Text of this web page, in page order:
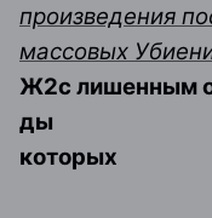
произведения
массовых
Ж2с лишенным
ды
которых